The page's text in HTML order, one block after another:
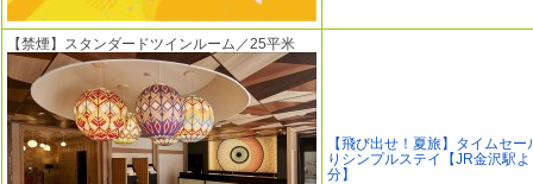
【禁煙】スタンダードツインルーム／25平米
【飛び出せ！夏旅】タイムセ
りシンプルステイ【JR金沢駅
分】